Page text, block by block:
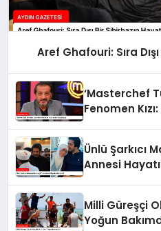
Aref Ghafouri: Sıra
‘Masterchef
Fenomen
Ünlü Şarkıcı
Annesi
Milli Güreşçi
Yoğun